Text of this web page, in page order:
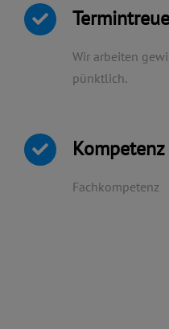
Termintreue
Wir arbeiten
pünktlich.
Kompetenz
Fachkompetenz